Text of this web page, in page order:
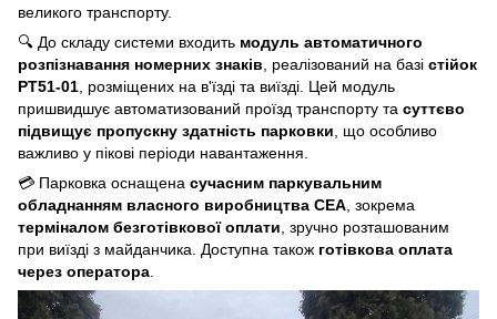
великого транспорту.
🔍 До складу системи входить модуль автоматичного
розпізнавання номерних знаків , реалізований на базі стійок
PT51-01 , розміщених на в'їзді та виїзді. Цей модуль
пришвидшує автоматизований проїзд транспорту та суттєво
підвищує пропускну здатність парковки , що особливо
важливо у пікові періоди навантаження.
💳 Парковка оснащена сучасним паркувальним
обладнанням власного виробництва СЕА , зокрема
терміналом безготівкової оплати , зручно розташованим
при виїзді з майданчика. Доступна також готівкова оплата
через оператора